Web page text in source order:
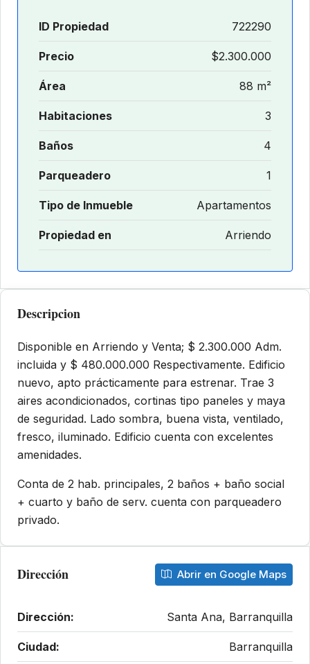
ID Propiedad 722290
Precio $2.300.000
Área 88 m²
Habitaciones 3
Baños 4
Parqueadero 1
Tipo de Inmueble Apartamentos
Propiedad en Arriendo
Descripcion
Disponible en Arriendo y Venta; $ 2.300.000 Adm.
incluida y $ 480.000.000 Respectivamente. Edificio
nuevo, apto prácticamente para estrenar. Trae 3
aires acondicionados, cortinas tipo paneles y maya
de seguridad. Lado sombra, buena vista, ventilado,
fresco, iluminado. Edificio cuenta con excelentes
amenidades.
Conta de 2 hab. principales, 2 baños + baño social
+ cuarto y baño de serv. cuenta con parqueadero
privado.
Dirección Abrir en Google Maps
Dirección: Santa Ana, Barranquilla
Ciudad: Barranquilla